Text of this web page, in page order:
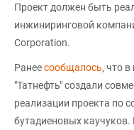
Проект должен быть
инжиниринговой
Corporation.
Ранеесообщалось, что
"Татнефть" создали
реализации проекта по
бутадиеновых